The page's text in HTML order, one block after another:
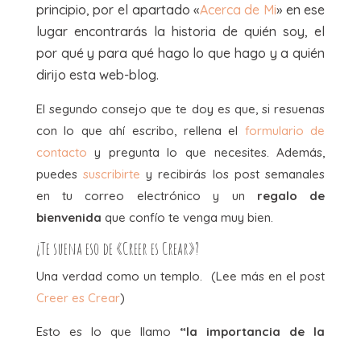
principio, por el apartado «Acerca de Mi» en ese
lugar encontrarás la historia de quién soy, el
por qué y para qué hago lo que hago y a quién
dirijo esta web-blog.
El segundo consejo que te doy es que, si resuenas
con lo que ahí escribo, rellena el formulario de
contacto y pregunta lo que necesites. Además,
puedessuscribirte y recibirás los post semanales
en tu correo electrónico y un regalo de
bienvenida que confío te venga muy bien.
¿Te suena eso de «Creer es Crear»?
Una verdad como un templo. (Lee más en el post
Creer es Crear)
Esto es lo que llamo “la importancia de la